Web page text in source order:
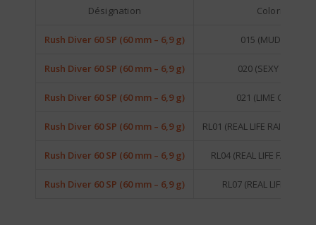
Désignation Coloris
Rush Diver 60 SP (60 mm – 6,9 g) 015 (MUD BUG)
Rush Diver 60 SP (60 mm – 6,9 g) 020 (SEXY SHAD)
Rush Diver 60 SP (60 mm – 6,9 g) 021 (LIME CHART)
Rush Diver 60 SP (60 mm – 6,9 g) RL01 (REAL LIFE RAINBOW
Rush Diver 60 SP (60 mm – 6,9 g) RL04 (REAL LIFE FARIO
Rush Diver 60 SP (60 mm – 6,9 g) RL07 (REAL LIFE